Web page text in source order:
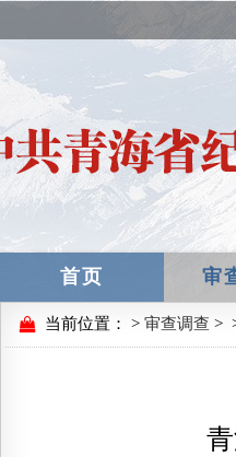
首页 审
当前位置： > 审查调查 >